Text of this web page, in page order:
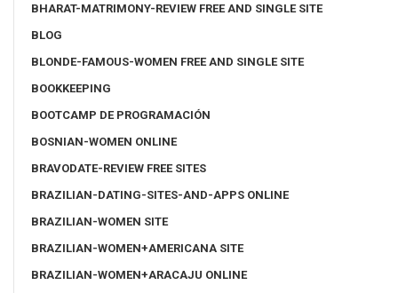
BHARAT-MATRIMONY-REVIEW FREE AND SINGLE SITE
BLOG
BLONDE-FAMOUS-WOMEN FREE AND SINGLE SITE
BOOKKEEPING
BOOTCAMP DE PROGRAMACIÓN
BOSNIAN-WOMEN ONLINE
BRAVODATE-REVIEW FREE SITES
BRAZILIAN-DATING-SITES-AND-APPS ONLINE
BRAZILIAN-WOMEN SITE
BRAZILIAN-WOMEN+AMERICANA SITE
BRAZILIAN-WOMEN+ARACAJU ONLINE